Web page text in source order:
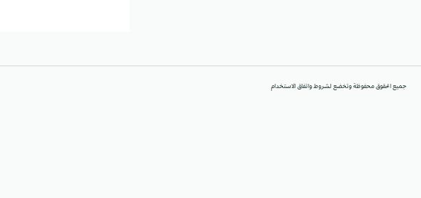
جميع الحقوق محفوظة وتخضع لشروط واتفاق الاستخدام